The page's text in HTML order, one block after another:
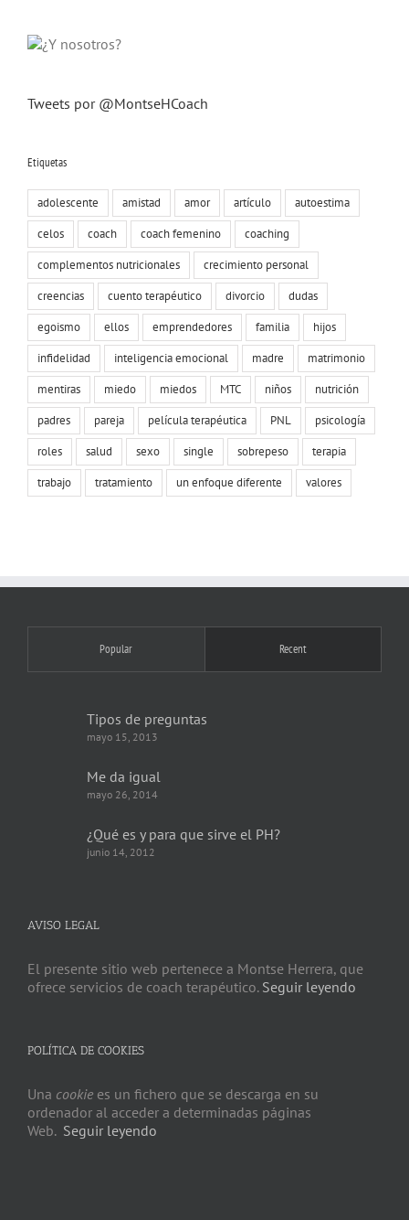
Tweets por @MontseHCoach
Etiquetas
adolescente amistad amor artículo
autoestima
celos
coach coach femenino
coaching
complementos nutricionales
crecimiento personal
creencias
cuento terapéutico divorcio
dudas
egoismo
ellos emprendedores familia
hijos
infidelidad
inteligencia emocional madre
matrimonio
mentiras
miedo miedos MTC niños
nutrición
padres
pareja película terapéutica PNL
psicología
roles
salud sexo single sobrepeso
terapia
trabajo
tratamiento un enfoque diferente valores
Popular Recent
Tipos de preguntas
mayo 15, 2013
Me da igual
mayo 26, 2014
¿Qué es y para que sirve el PH?
junio 14, 2012
AVISO LEGAL
El presente sitio web pertenece a Montse Herrera, que
ofrece servicios de coach terapéutico. Seguir leyendo
POLÍTICA DE COOKIES
Una cookie es un fichero que se descarga en su
ordenador al acceder a determinadas páginas
Web. Seguir leyendo